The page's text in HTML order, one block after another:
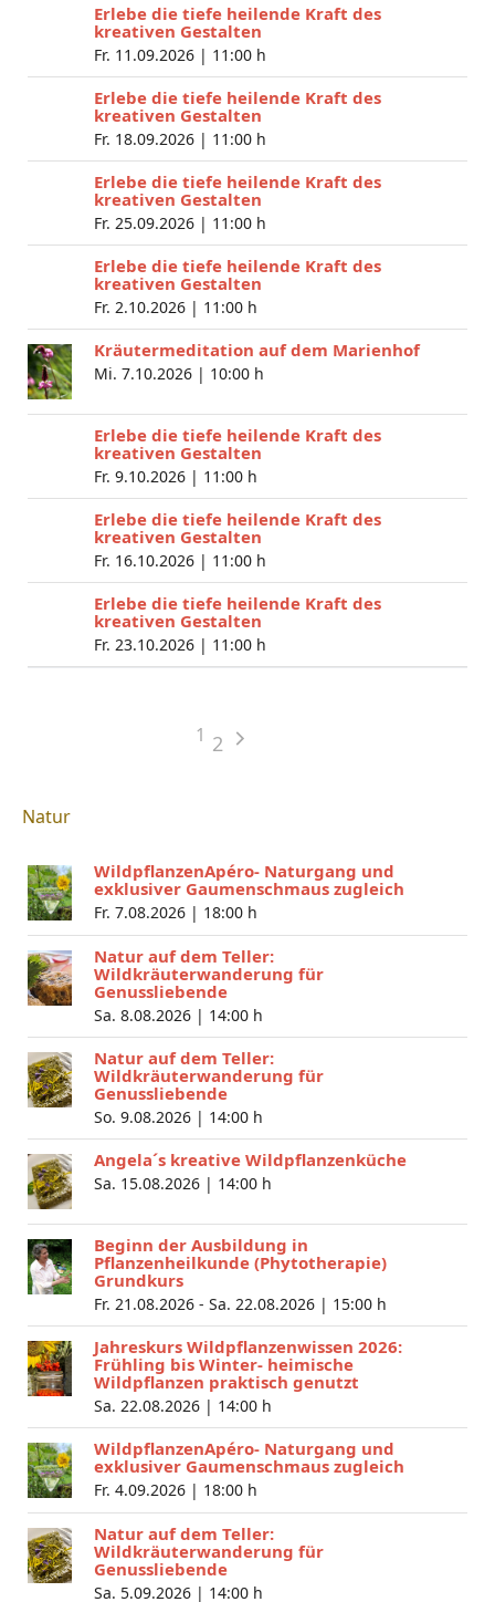
Erlebe die tiefe heilende Kraft des
kreativen Gestalten
Fr. 11.09.2026 | 11:00 h
Erlebe die tiefe heilende Kraft des
kreativen Gestalten
Fr. 18.09.2026 | 11:00 h
Erlebe die tiefe heilende Kraft des
kreativen Gestalten
Fr. 25.09.2026 | 11:00 h
Erlebe die tiefe heilende Kraft des
kreativen Gestalten
Fr. 2.10.2026 | 11:00 h
Kräutermeditation auf dem Marienhof
Mi. 7.10.2026 | 10:00 h
Erlebe die tiefe heilende Kraft des
kreativen Gestalten
Fr. 9.10.2026 | 11:00 h
Erlebe die tiefe heilende Kraft des
kreativen Gestalten
Fr. 16.10.2026 | 11:00 h
Erlebe die tiefe heilende Kraft des
kreativen Gestalten
Fr. 23.10.2026 | 11:00 h
1 2
Natur
WildpflanzenApéro- Naturgang und
exklusiver Gaumenschmaus zugleich
Fr. 7.08.2026 | 18:00 h
Natur auf dem Teller:
Wildkräuterwanderung für
Genussliebende
Sa. 8.08.2026 | 14:00 h
Natur auf dem Teller:
Wildkräuterwanderung für
Genussliebende
So. 9.08.2026 | 14:00 h
Angela´s kreative Wildpflanzenküche
Sa. 15.08.2026 | 14:00 h
Beginn der Ausbildung in
Pflanzenheilkunde (Phytotherapie)
Grundkurs
Fr. 21.08.2026 - Sa. 22.08.2026 | 15:00 h
Jahreskurs Wildpflanzenwissen 2026:
Frühling bis Winter- heimische
Wildpflanzen praktisch genutzt
Sa. 22.08.2026 | 14:00 h
WildpflanzenApéro- Naturgang und
exklusiver Gaumenschmaus zugleich
Fr. 4.09.2026 | 18:00 h
Natur auf dem Teller:
Wildkräuterwanderung für
Genussliebende
Sa. 5.09.2026 | 14:00 h